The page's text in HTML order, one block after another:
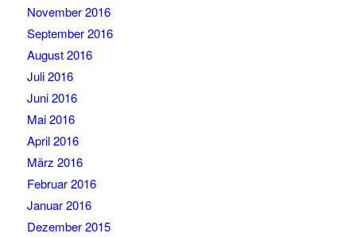
November 2016
September 2016
August 2016
Juli 2016
Juni 2016
Mai 2016
April 2016
März 2016
Februar 2016
Januar 2016
Dezember 2015